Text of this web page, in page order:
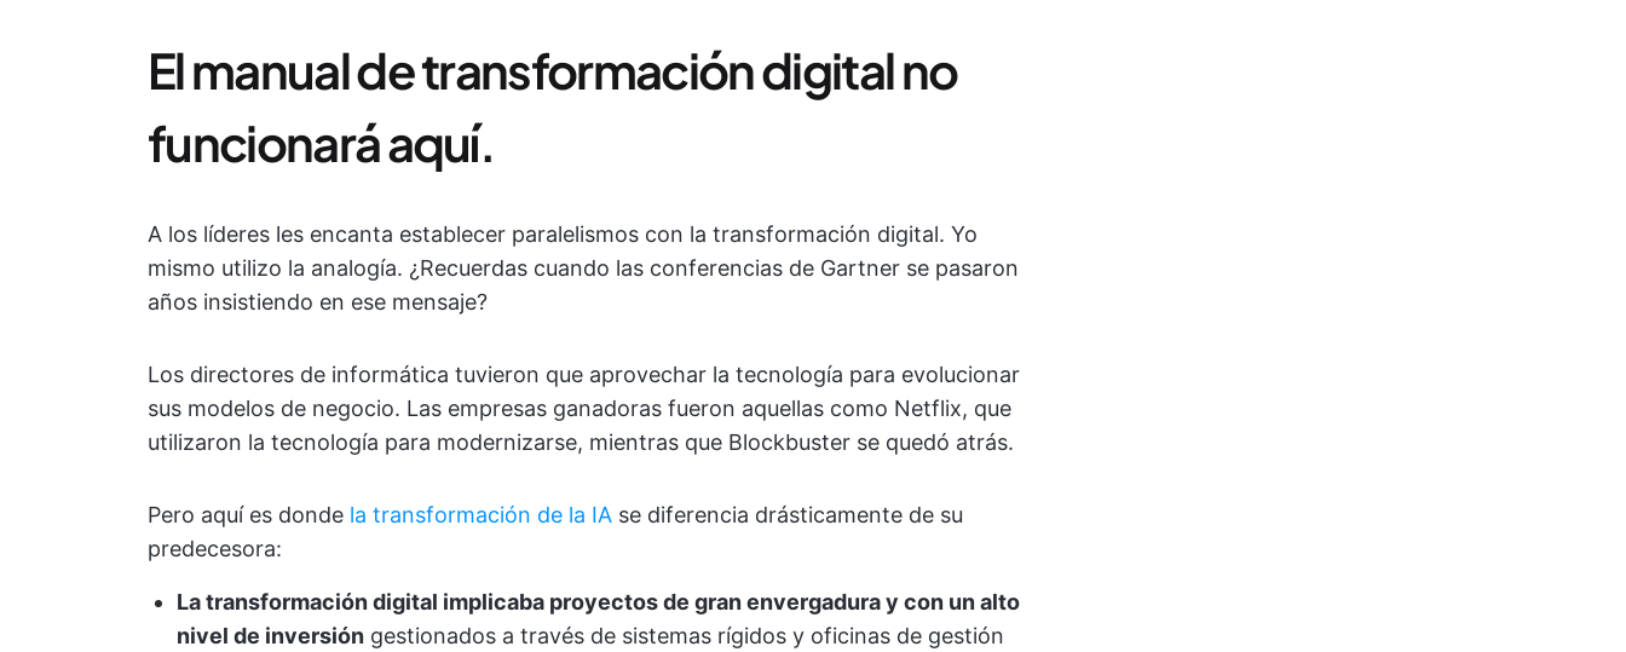
El manual de transformación digital no
funcionará aquí.
A los líderes les encanta establecer paralelismos con la transformación digital. Yo
mismo utilizo la analogía. ¿Recuerdas cuando las conferencias de Gartner se pasaron
años insistiendo en ese mensaje?
Los directores de informática tuvieron que aprovechar la tecnología para evolucionar
sus modelos de negocio. Las empresas ganadoras fueron aquellas como Netflix, que
utilizaron la tecnología para modernizarse, mientras que Blockbuster se quedó atrás.
Pero aquí es donde la transformación de la IA se diferencia drásticamente de su
predecesora:
La transformación digital implicaba proyectos de gran envergadura y con un alto
nivel de inversión gestionados a través de sistemas rígidos y oficinas de gestión